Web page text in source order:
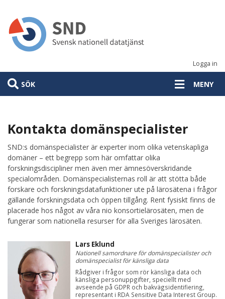
huvudinnehåll
Logga in
SÖK MENY
Kontakta domänspecialister
SND:s domänspecialister är experter inom olika vetenskapliga
domäner – ett begrepp som här omfattar olika
forskningsdiscipliner men även mer ämnesöverskridande
specialområden. Domänspecialisternas roll är att stötta både
forskare och forskningsdatafunktioner ute på lärosätena i frågor
gällande forskningsdata och öppen tillgång. Rent fysiskt finns de
placerade hos något av våra nio konsortielärosäten, men de
fungerar som nationella resurser för alla Sveriges lärosäten.
Lars Eklund
Nationell samordnare för domänspecialister och
domänspecialist för känsliga data
Rådgiver i frågor som rör känsliga data och
känsliga personuppgifter, speciellt med
avseende på GDPR och bakvägsidentifiering,
representant i RDA Sensitive Data Interest Group.